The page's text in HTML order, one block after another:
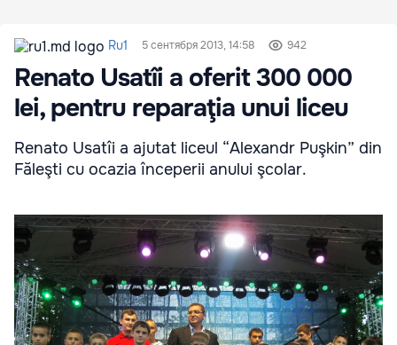
Ru1 5 сентября 2013, 14:58 942
Renato Usatîi a oferit 300 000
lei, pentru reparaţia unui liceu
Renato Usatîi a ajutat liceul “Alexandr Puşkin” din
Făleşti cu ocazia începerii anului şcolar.